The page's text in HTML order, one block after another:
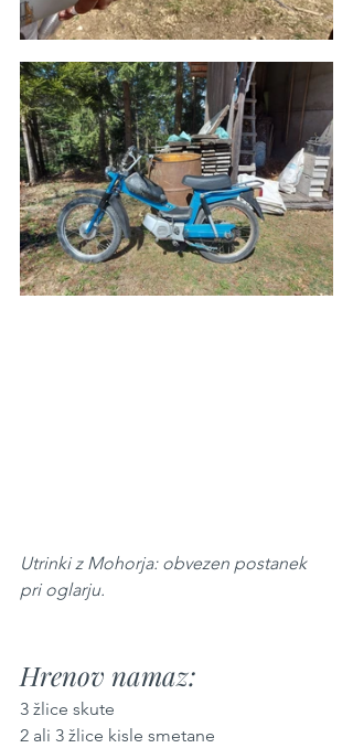
Utrinki z Mohorja: obvezen postanek
pri oglarju.
Hrenov namaz:
3 žlice skute
2 ali 3 žlice kisle smetane